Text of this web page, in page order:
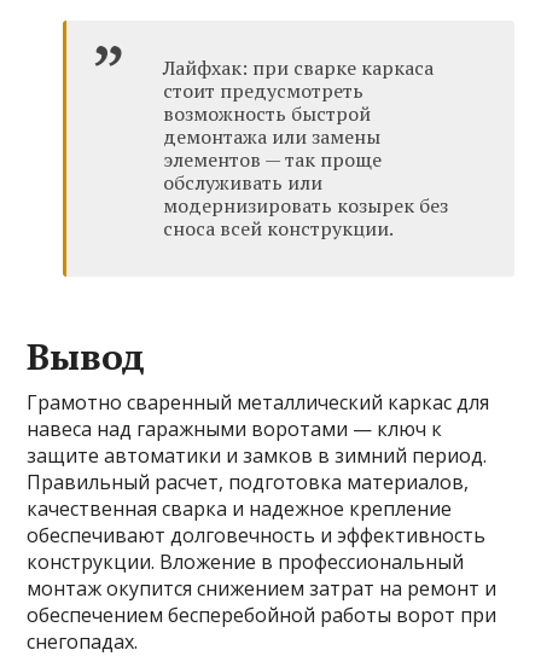
Лайфхак: при сварке каркаса
стоит предусмотреть
возможность быстрой
демонтажа или замены
элементов — так проще
обслуживать или
модернизировать козырек без
сноса всей конструкции.
Вывод
Грамотно сваренный металлический каркас для
навеса над гаражными воротами — ключ к
защите автоматики и замков в зимний период.
Правильный расчет, подготовка материалов,
качественная сварка и надежное крепление
обеспечивают долговечность и эффективность
конструкции. Вложение в профессиональный
монтаж окупится снижением затрат на ремонт и
обеспечением бесперебойной работы ворот при
снегопадах.